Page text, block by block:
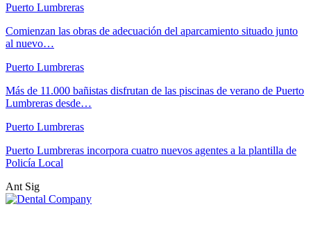
Puerto Lumbreras
Comienzan las obras de adecuación del aparcamiento situado junto
al nuevo…
Puerto Lumbreras
Más de 11.000 bañistas disfrutan de las piscinas de verano de Puerto
Lumbreras desde…
Puerto Lumbreras
Puerto Lumbreras incorpora cuatro nuevos agentes a la plantilla de
Policía Local
Ant Sig